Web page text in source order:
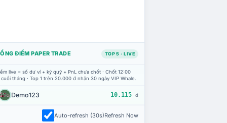
ĐIỂM PAPER TRADE TOP 5 · LIVE
live = số dư ví + ký quỹ + PnL chưa chốt · Chốt 12:00
tháng · Top 1 trên 20.000 đ nhận 30 ngày VIP Whale.
Demo123 10.115 đ
Auto-refresh (30s)Refresh Now